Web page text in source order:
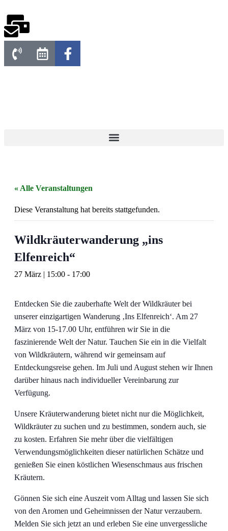
« Alle Veranstaltungen
Diese Veranstaltung hat bereits stattgefunden.
Wildkräuterwanderung „ins
Elfenreich“
27 März | 15:00 - 17:00
Entdecken Sie die zauberhafte Welt der Wildkräuter bei
unserer einzigartigen Wanderung ‚Ins Elfenreich‘. Am 27
März von 15-17.00 Uhr, entführen wir Sie in die
faszinierende Welt der Natur. Tauchen Sie ein in die Vielfalt
von Wildkräutern, während wir gemeinsam auf
Entdeckungsreise gehen. Im Juli und August stehen wir Ihnen
darüber hinaus nach individueller Vereinbarung zur
Verfügung.
Unsere Kräuterwanderung bietet nicht nur die Möglichkeit,
Wildkräuter zu suchen und zu bestimmen, sondern auch, sie
zu kosten. Erfahren Sie mehr über die vielfältigen
Verwendungsmöglichkeiten dieser natürlichen Schätze und
genießen Sie einen köstlichen Wiesenschmaus aus frischen
Kräutern.
Gönnen Sie sich eine Auszeit vom Alltag und lassen Sie sich
von den Aromen und Geheimnissen der Natur verzaubern.
Melden Sie sich jetzt an und erleben Sie eine unvergessliche